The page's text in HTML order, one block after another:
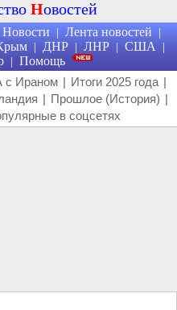
Новостей
Новости | Лента новостей |
| ДНР | ЛНР | США |
| Помощь
с Ираном | Итоги 2025 года |
| Прошлое (История) |
в соцсетях